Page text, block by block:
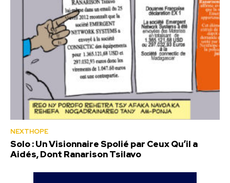
NEXTHOPE
Solo : Un Visionnaire Spolié par Ceux Qu’il a
Aidés, Dont Ranarison Tsilavo